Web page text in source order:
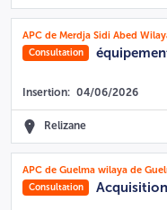
APC de Merdja Sidi Abed
Consultation
Insertion: 04/06/2026
Relizane
APC de Guelma wilaya de
Consultation